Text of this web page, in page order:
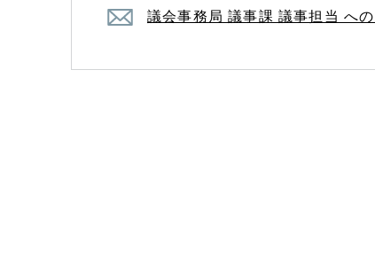
議会事務局 議事課 議事担当 へ